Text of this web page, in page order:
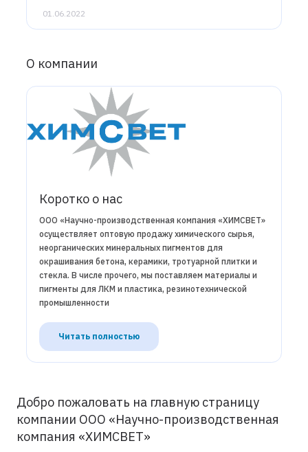
01.06.2022
О компании
Коротко о нас
ООО «Научно-производственная компания «ХИМСВЕТ»
осуществляет оптовую продажу химического сырья,
неорганических минеральных пигментов для
окрашивания бетона, керамики, тротуарной плитки и
стекла. В числе прочего, мы поставляем материалы и
пигменты для ЛКМ и пластика, резинотехнической
промышленности
Читать полностью
Добро пожаловать на главную страницу
компании ООО «Научно-производственная
компания «ХИМСВЕТ»